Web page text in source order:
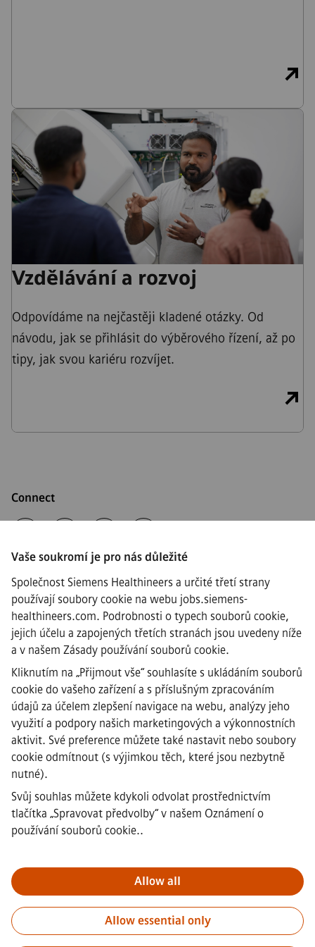
Vaše soukromí je pro nás důležité
Společnost Siemens Healthineers a určité třetí strany
používají soubory cookie na webu jobs.siemens-
healthineers.com. Podrobnosti o typech souborů cookie,
jejich účelu a zapojených třetích stranách jsou uvedeny níže
a v našem Zásady používání souborů cookie.
Kliknutím na „Přijmout vše“ souhlasíte s ukládáním souborů
cookie do vašeho zařízení a s příslušným zpracováním
údajů za účelem zlepšení navigace na webu, analýzy jeho
využití a podpory našich marketingových a výkonnostních
aktivit. Své preference můžete také nastavit nebo soubory
cookie odmítnout (s výjimkou těch, které jsou nezbytně
nutné).
Svůj souhlas můžete kdykoli odvolat prostřednictvím
tlačítka „Spravovat předvolby“ v našem Oznámení o
používání souborů cookie..
Allow all
Allow essential only
Vzdělávání a rozvoj
Odpovídáme na nejčastěji kladené otázky. Od
návodu, jak se přihlásit do výběrového řízení, až po
tipy, jak svou kariéru rozvíjet.
Connect
Siemens Healthineers AG © 2026·
Často kladené otázky
·
Informace o společnosti
·
Oznámení o ochraně osobních
údajů
·
Upozornění na soubory cookie
·
Podmínky použití
·
Digitální ID
·
jednání
Důležité upozornění: Všem uchazečům o zaměstnání, kteří se k
nepožaduje žádné poplatky před, během ani po výběrovém řízení.
Nepožadujeme ani bankovní údaje, ani osobní finanční informace
neotevírejte žádné dokumenty v e-mailech, které se vydávají za
komunikaci od náboráře společnosti Siemens, dokud si neověříte,